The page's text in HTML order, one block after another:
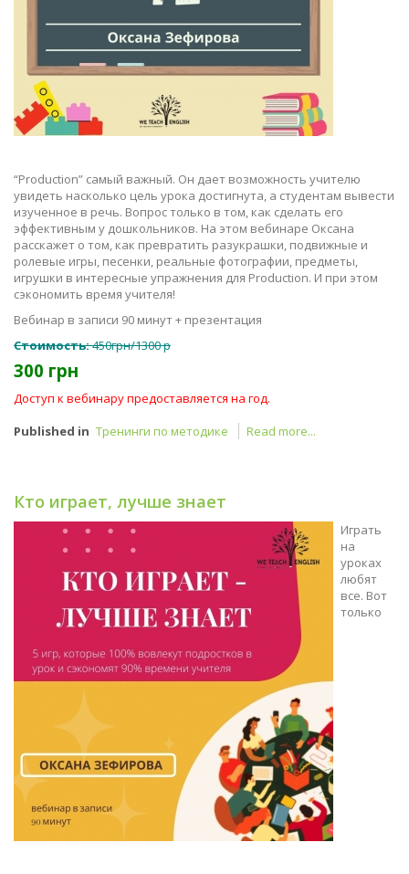
“Production” самый важный. Он дает возможность учителю
увидеть насколько цель урока достигнута, а студентам вывести
изученное в речь. Вопрос только в том, как сделать его
эффективным у дошкольников. На этом вебинаре Оксана
расскажет о том, как превратить разукрашки, подвижные и
ролевые игры, песенки, реальные фотографии, предметы,
игрушки в интересные упражнения для Production. И при этом
сэкономить время учителя!
Вебинар в записи 90 минут + презентация
Стоимость:450грн/1300 р
300 грн
Доступ к вебинару предоставляется на год.
Published in Тренинги по методике Read more...
Кто играет, лучше знает
Играть
на
уроках
любят
все. Вот
только